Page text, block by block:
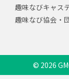
趣味なびキャス
趣味なび協会・
© 2026